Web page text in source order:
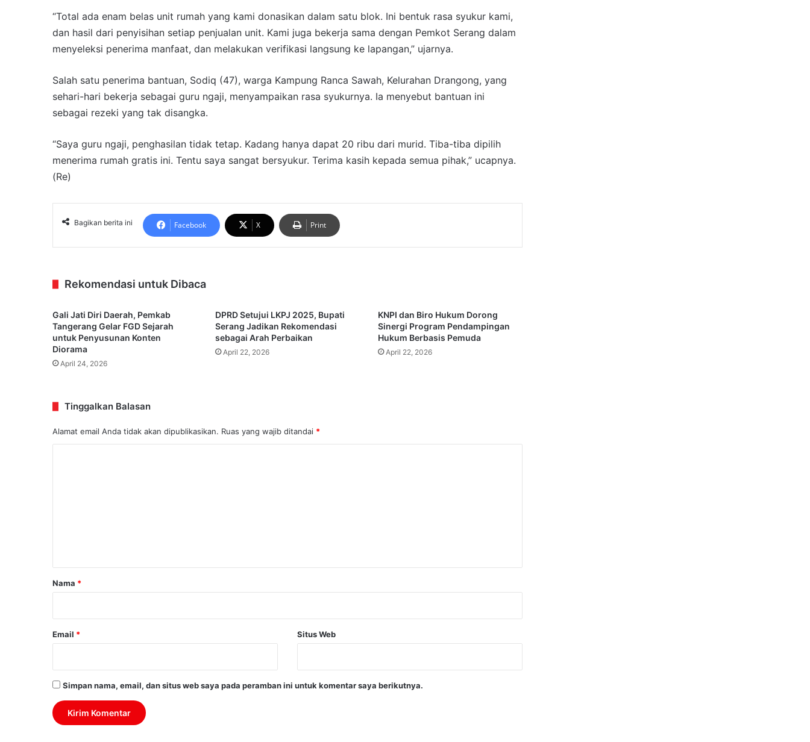
“Total ada enam belas unit rumah yang kami donasikan dalam satu blok. Ini bentuk rasa syukur kami,
dan hasil dari penyisihan setiap penjualan unit. Kami juga bekerja sama dengan Pemkot Serang dalam
menyeleksi penerima manfaat, dan melakukan verifikasi langsung ke lapangan,” ujarnya.
Salah satu penerima bantuan, Sodiq (47), warga Kampung Ranca Sawah, Kelurahan Drangong, yang
sehari-hari bekerja sebagai guru ngaji, menyampaikan rasa syukurnya. Ia menyebut bantuan ini
sebagai rezeki yang tak disangka.
“Saya guru ngaji, penghasilan tidak tetap. Kadang hanya dapat 20 ribu dari murid. Tiba-tiba dipilih
menerima rumah gratis ini. Tentu saya sangat bersyukur. Terima kasih kepada semua pihak,” ucapnya.
(Re)
Bagikan berita ini Facebook X Print
Rekomendasi untuk Dibaca
Gali Jati Diri Daerah, Pemkab
Tangerang Gelar FGD Sejarah
untuk Penyusunan Konten
Diorama
April 24, 2026
DPRD Setujui LKPJ 2025, Bupati
Serang Jadikan Rekomendasi
sebagai Arah Perbaikan
April 22, 2026
KNPI dan Biro Hukum Dorong
Sinergi Program Pendampingan
Hukum Berbasis Pemuda
April 22, 2026
Tinggalkan Balasan
Alamat email Anda tidak akan dipublikasikan. Ruas yang wajib ditandai *
r
Nama *
Email * Situs Web
Simpan nama, email, dan situs web saya pada peramban ini untuk komentar saya berikutnya.